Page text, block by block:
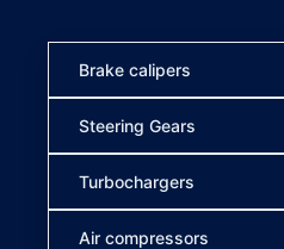
Brake calipers
Steering Gears
Turbochargers
Air compressors